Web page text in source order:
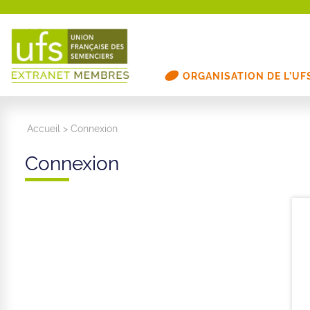
ORGANISATION DE
Accueil >Connexion
Connexion